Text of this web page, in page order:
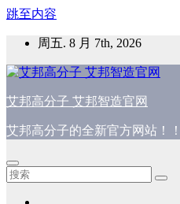
跳至内容
周五. 8 月 7th, 2026
艾邦高分子 艾邦智造官网
艾邦高分子的全新官方网站！！